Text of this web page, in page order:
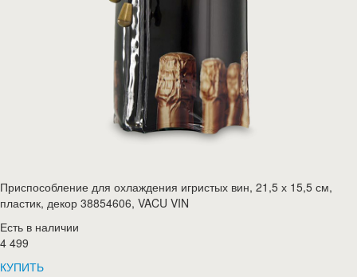
Приспособление для охлаждения игристых вин, 21,5 х 15,5 см,
пластик, декор 38854606, VACU VIN
Есть в наличии
4 499
КУПИТЬ